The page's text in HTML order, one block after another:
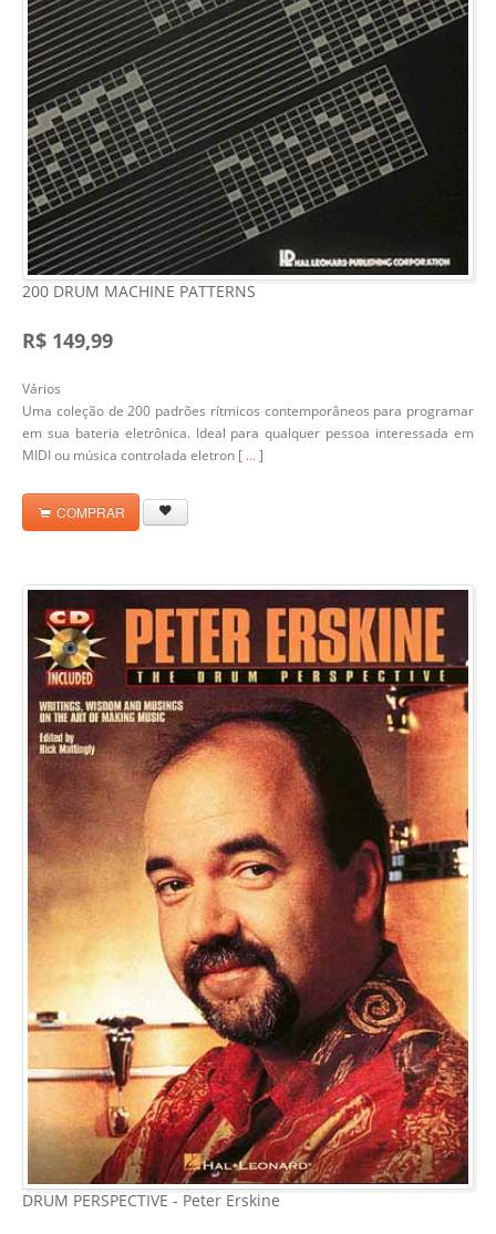
200 DRUM MACHINE PATTERNS
R$ 149,99
Vários
Uma coleção de 200 padrões rítmicos contemporâneos para programar
em sua bateria eletrônica. Ideal para qualquer pessoa interessada em
MIDI ou música controlada eletron [ ...]
COMPRAR
DRUM PERSPECTIVE - Peter Erskine